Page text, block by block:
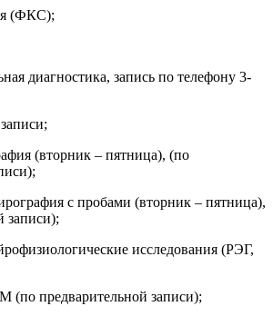
(ФКС);
запись по телефону 3-
– пятница), (по
пробами (вторник – пятница),
записи);
исследования (РЭГ,
записи);